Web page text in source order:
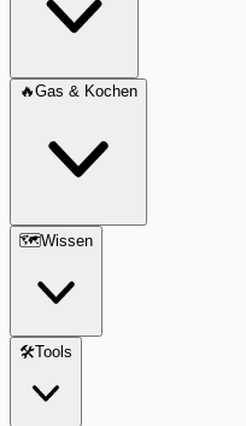
🔥Gas & Kochen
🗺️Wissen
🛠️Tools